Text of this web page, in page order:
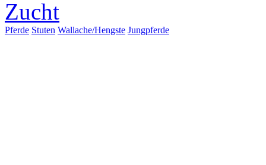
Zucht
Pferde Stuten Wallache/Hengste Jungpferde